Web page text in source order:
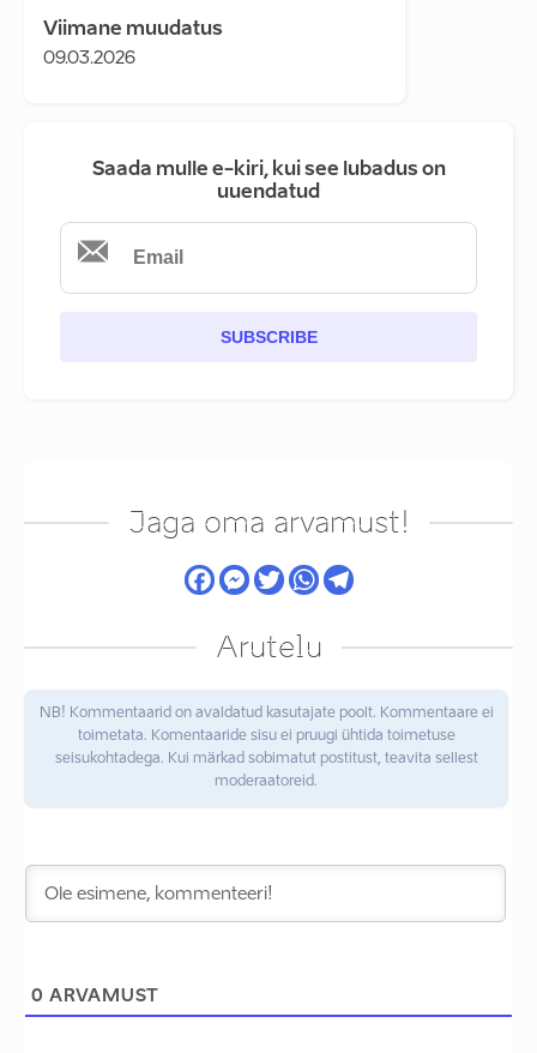
Viimane muudatus
09.03.2026
Saada mulle e-kiri, kui see lubadus on
uuendatud
SUBSCRIBE
Jaga oma arvamust!
Arutelu
NB! Kommentaarid on avaldatud kasutajate poolt. Kommentaare ei
toimetata. Komentaaride sisu ei pruugi ühtida toimetuse
seisukohtadega. Kui märkad sobimatut postitust, teavita sellest
moderaatoreid.
0 ARVAMUST